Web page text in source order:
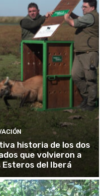
historia de los dos
que volvieron a
del Iberá